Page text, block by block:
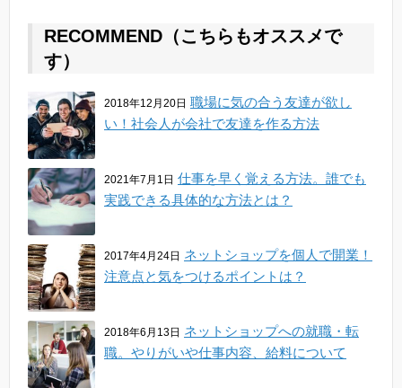
RECOMMEND（こちらもオススメで
す）
2018年12月20日 職場に気の合う友達が欲し
い！社会人が会社で友達を作る方法
2021年7月1日 仕事を早く覚える方法。誰でも
実践できる具体的な方法とは？
2017年4月24日 ネットショップを個人で開業！
注意点と気をつけるポイントは？
2018年6月13日 ネットショップへの就職・転
職。やりがいや仕事内容、給料について